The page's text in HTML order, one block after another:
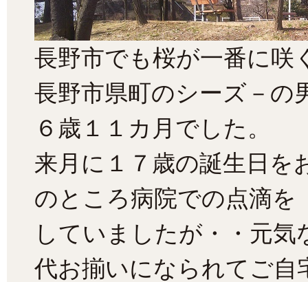
長野市でも桜が一番に咲
長野市県町のシーズ－の
６歳１１カ月でした。
来月に１７歳の誕生日を
のところ病院での点滴を
していましたが・・元
代お揃いになられてご自